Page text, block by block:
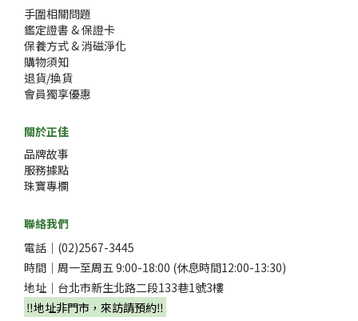
手圍相關問題
鑑定證書 & 保證卡
保養方式 & 消磁淨化
購物須知
退貨/換貨
會員獨享優惠
關於正佳
品牌故事
服務據點
珠寶專欄
聯絡我們
電話｜(02)2567-3445
時間｜周一至周五 9:00-18:00 (休息時間12:00-13:30)
地址｜台北市新生北路二段133巷1號3樓
‼️地址非門市，來訪請預約‼️